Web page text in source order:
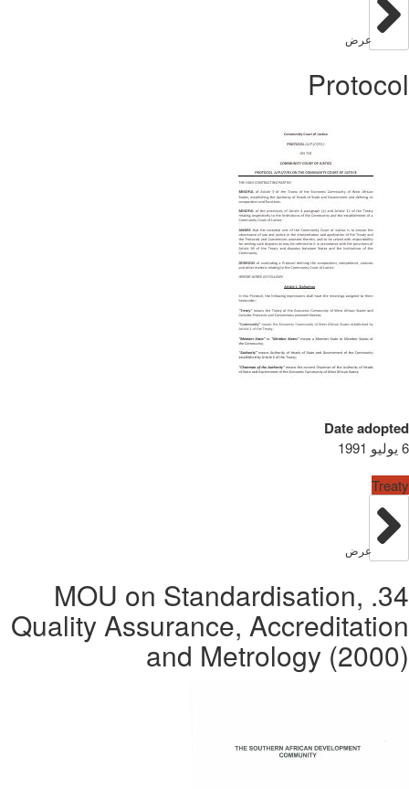
عرض
Protocol
Date adopted
6 يوليو 1991
Treaty
عرض
34. MOU on Standardisation,
Quality Assurance, Accreditation
and Metrology (2000)